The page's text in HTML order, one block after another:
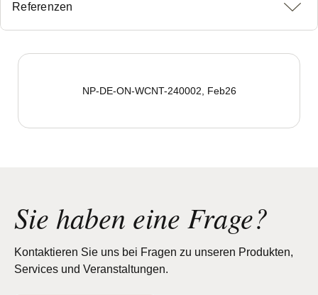
Referenzen
NP-DE-ON-WCNT-240002, Feb26
Sie haben eine Frage?
Kontaktieren Sie uns bei Fragen zu unseren Produkten,
Services und Veranstaltungen.